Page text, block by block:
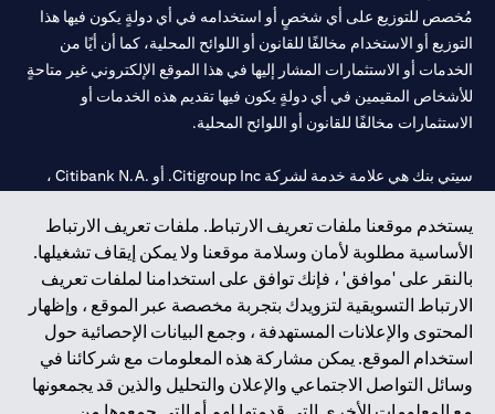
يستخدم موقعنا ملفات تعريف الارتباط. ملفات تعريف الارتباط
الأساسية مطلوبة لأمان وسلامة موقعنا ولا يمكن إيقاف تشغيلها.
بالنقر على 'موافق' ، فإنك توافق على استخدامنا لملفات تعريف
الارتباط التسويقية لتزويدك بتجربة مخصصة عبر الموقع ، وإظهار
المحتوى والإعلانات المستهدفة ، وجمع البيانات الإحصائية حول
استخدام الموقع. يمكن مشاركة هذه المعلومات مع شركائنا في
وسائل التواصل الاجتماعي والإعلان والتحليل والذين قد يجمعونها
مُخصص للتوزيع على أي شخصٍ أو استخدامه في أي دولةٍ يكون فيها هذا
التوزيع أو الاستخدام مخالفًا للقانون أو اللوائح المحلية، كما أن أيًا من
الخدمات أو الاستثمارات المشار إليها في هذا الموقع الإلكتروني غير متاحةٍ
للأشخاص المقيمين في أي دولةٍ يكون فيها تقديم هذه الخدمات أو
الاستثمارات مخالفًا للقانون أو اللوائح المحلية.
سيتي بنك هي علامة خدمة لشركة Citigroup Inc. أو .Citibank N.A ،
سيتي بنك إن. إيه. الإمارات مسجل لدى مصرف الإمارات المركزي تحت
أرقام التراخيص 202563 لفرع الوصل في دبي، 531989 لفرع مول
الإمارات في دبي، و CN-1002019 لفرع أبوظبي. هاتف: 4000 311 04.
فرع سيتي بنك إن إيه - الإمارات العربية المتحدة مرخص من مصرف
الإمارات العربية المتحدة المركزي كفرع لبنك أجنبي.
سيتي بنك إن إيه الإمارات العربية المتحدة مرخص من هيئة الأوراق المالية